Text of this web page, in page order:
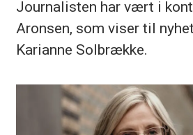
Journalisten har vært i
Aronsen, som viser til
Karianne Solbrække.